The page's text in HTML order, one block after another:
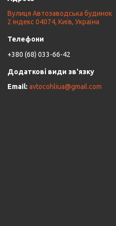
Вулиця Автозаводська будинок
2 індекс 04074, Київ, Україна
+380 (68) 033-66-42
avtocohliua@gmail.com